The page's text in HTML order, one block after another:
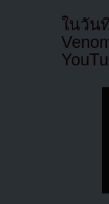
ในวัน